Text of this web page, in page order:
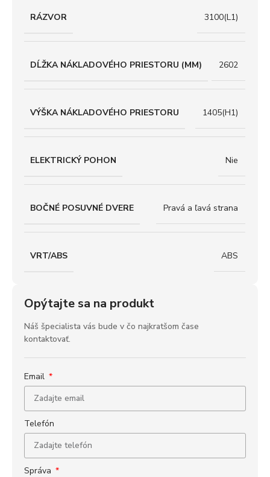
RÁZVOR 3100(L1)
DĹŽKA NÁKLADOVÉHO PRIESTORU (MM) 2602
VÝŠKA NÁKLADOVÉHO PRIESTORU 1405(H1)
ELEKTRICKÝ POHON Nie
BOČNÉ POSUVNÉ DVERE Pravá a ľavá strana
VRT/ABS ABS
Opýtajte sa na produkt
Náš špecialista vás bude v čo najkratšom čase
kontaktovať.
Email
Telefón
Správa